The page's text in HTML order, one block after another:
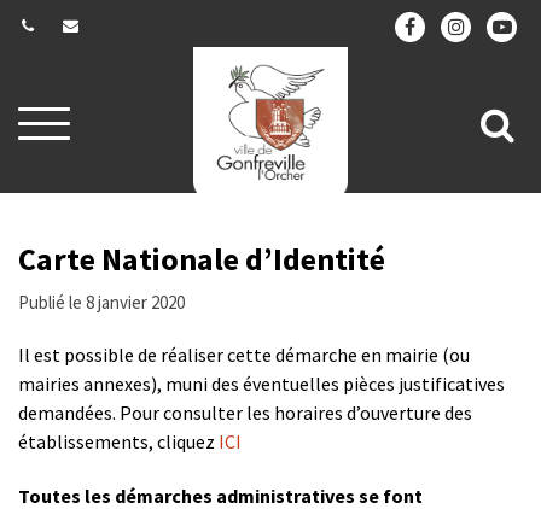
Aller
à
navigation
à
Carte Nationale d’Identité
Publié le 8 janvier 2020
Il est possible de réaliser cette démarche en mairie (ou
mairies annexes), muni des éventuelles pièces justificatives
demandées. Pour consulter les horaires d’ouverture des
établissements, cliquez ICI
Toutes les démarches administratives se font